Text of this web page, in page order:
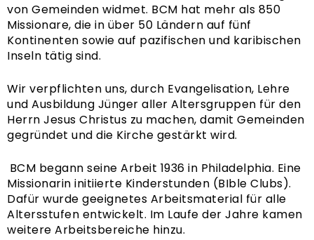
von Gemeinden widmet. BCM hat mehr als 850
Missionare, die in über 50 Ländern auf fünf
Kontinenten sowie auf pazifischen und karibischen
Inseln tätig sind.
Wir verpflichten uns, durch Evangelisation, Lehre
und Ausbildung Jünger aller Altersgruppen für den
Herrn Jesus Christus zu machen, damit Gemeinden
gegründet und die Kirche gestärkt wird.
BCM begann seine Arbeit 1936 in Philadelphia. Eine
Missionarin initiierte Kinderstunden (BIble Clubs).
Dafür wurde geeignetes Arbeitsmaterial für alle
Altersstufen entwickelt. Im Laufe der Jahre kamen
weitere Arbeitsbereiche hinzu.